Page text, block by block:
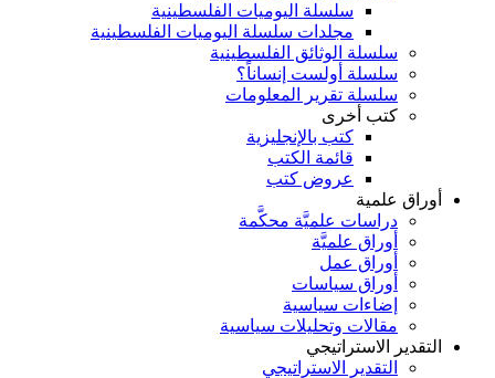
سلسلة اليوميات الفلسطينية
مجلدات سلسلة اليوميات الفلسطينية
سلسلة الوثائق الفلسطينية
سلسلة أولست إنساناً؟
سلسلة تقرير المعلومات
كتب أخرى
كتب بالإنجليزية
قائمة الكتب
عروض كتب
أوراق علمية
دراسات علميَّة محكَّمة
أوراق علميَّة
أوراق عمل
أوراق سياسات
إضاءات سياسية
مقالات وتحليلات سياسية
التقدير الاستراتيجي
التقدير الاستراتيجي